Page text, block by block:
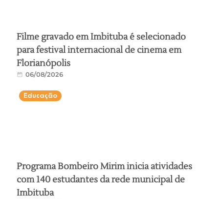
Filme gravado em Imbituba é selecionado
para festival internacional de cinema em
Florianópolis
06/08/2026
Educação
Programa Bombeiro Mirim inicia atividades
com 140 estudantes da rede municipal de
Imbituba